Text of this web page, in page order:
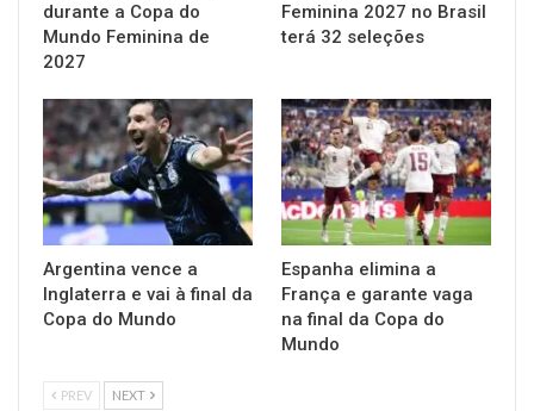
durante a Copa do
Mundo Feminina de
2027
Feminina 2027 no Brasil
terá 32 seleções
Argentina vence a
Inglaterra e vai à final da
Copa do Mundo
Espanha elimina a
França e garante vaga
na final da Copa do
Mundo
PREV NEXT